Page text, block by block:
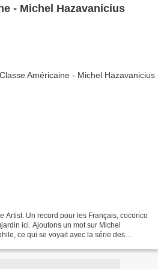
- Michel Hazavanicius
Artist. Un record pour les Français, cocorico
ici. Ajoutons un mot sur Michel
ce qui se voyait avec la série des